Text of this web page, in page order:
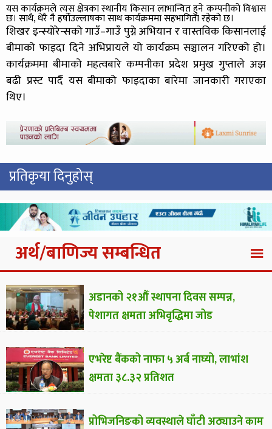
यस कार्यक्रमले त्यस क्षेत्रका स्थानीय किसान लाभान्वित हुने कम्पनीको विश्वास
छ। साथै, धेरै नै हर्षोउल्लाषका साथ कार्यक्रममा सहभागिता रहेको छ।
शिखर इन्स्योरेन्सको गाउँ–गाउँ पुग्ने अभियान र वास्तविक किसानलाई
बीमाको फाइदा दिने अभिप्रायले यो कार्यक्रम सञ्चालन गरिएको हो।
कार्यक्रममा बीमाको महत्वबारे कम्पनीका प्रदेश प्रमुख गुप्ताले अझ
बढी प्रस्ट पार्दै यस बीमाको फाइदाका बारेमा जानकारी गराएका
थिए।
प्रतिकृया दिनुहोस्
अर्थ/बाणिज्य सम्बन्धित
अडानको २१औँ स्थापना दिवस सम्पन्न,
पेशागत क्षमता अभिवृद्धिमा जोड
एभरेष्ट बैंकको नाफा ५ अर्ब नाघ्यो, लाभांश
क्षमता ३८.३२ प्रतिशत
प्रोभिजनिङको व्यवस्थाले घाँटी अठ्याउने काम